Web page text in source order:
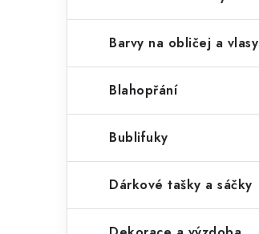
t
r
n
n
p
e
o
i
Barvy na obličej a vlasy
Blahopřání
Bublifuky
Dárkové tašky a sáčky